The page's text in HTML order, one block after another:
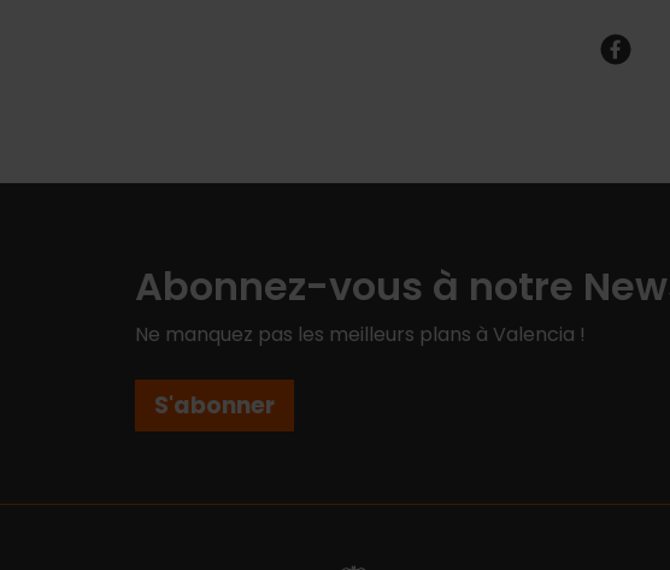
Abonnez-vous à notre
Ne manquez pas les meilleurs plans à Valencia !
S'abonner